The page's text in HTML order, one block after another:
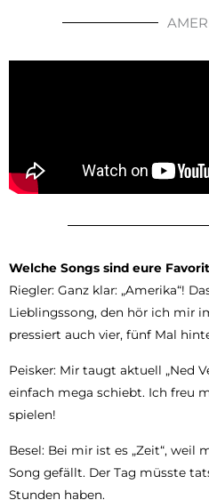
Welche Songs sind eure
Riegler: Ganz klar: „Amerika“!
Lieblingssong, den hör ich mir
pressiert auch vier, fünf Mal
Peisker: Mir taugt aktuell „Ned
einfach mega schiebt. Ich freu
spielen!
Besel: Bei mir ist es „Zeit“, weil
Song gefällt. Der Tag müsste
Stunden haben.